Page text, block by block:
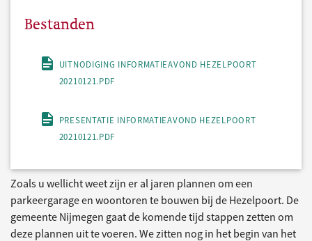
Bestanden
UITNODIGING INFORMATIEAVOND HEZELPOORT
20210121.PDF
PRESENTATIE INFORMATIEAVOND HEZELPOORT
20210121.PDF
Zoals u wellicht weet zijn er al jaren plannen om een
parkeergarage en woontoren te bouwen bij de Hezelpoort. De
gemeente Nijmegen gaat de komende tijd stappen zetten om
deze plannen uit te voeren. We zitten nog in het begin van het